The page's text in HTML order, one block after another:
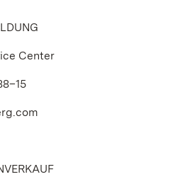
Center